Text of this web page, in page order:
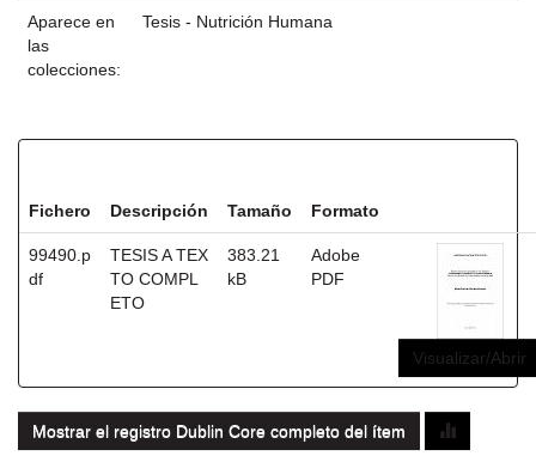
Aparece en
las
colecciones:
Tesis - Nutrición Humana
Fichero Descripción Tamaño Formato
99490.p
df
TESIS A TEX
TO COMPL
ETO
383.21
kB
Adobe
PDF
Visualizar/Abrir
Mostrar el registro Dublin Core completo del ítem